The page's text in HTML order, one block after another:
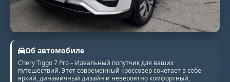
Об автомобиле
Chery Tiggo 7 Pro – Идеальный попутчик для ваших
путешествий. Этот современный кроссовер сочетает в себе
яркий, динамичный дизайн и невероятно комфортный,